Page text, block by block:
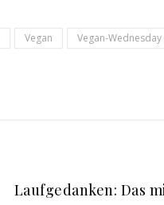
Vegan
Vegan-Wednesday
Laufgedanken: Das